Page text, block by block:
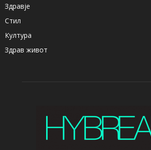
Здравје
Стил
Култура
Здрав живот